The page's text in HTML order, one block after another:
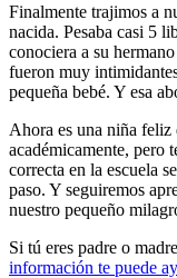
Finalmente trajimos a
nacida. Pesaba casi 5
conociera a su
fueron muy
pequeña bebé. Y esa
Ahora es una niña
académicamente, pero
correcta en la escuela
paso. Y seguiremos
nuestro pequeño
Si tú eres padre o
información te puede